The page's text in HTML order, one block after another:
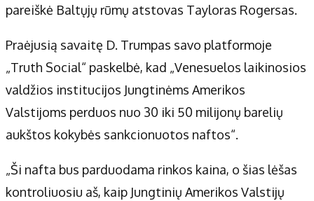
pareiškė Baltųjų rūmų atstovas Tayloras Rogersas.
Praėjusią savaitę D. Trumpas savo platformoje
„Truth Social“ paskelbė, kad „Venesuelos laikinosios
valdžios institucijos Jungtinėms Amerikos
Valstijoms perduos nuo 30 iki 50 milijonų barelių
aukštos kokybės sankcionuotos naftos“.
„Ši nafta bus parduodama rinkos kaina, o šias lėšas
kontroliuosiu aš, kaip Jungtinių Amerikos Valstijų